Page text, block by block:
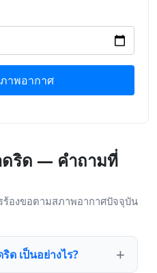
าพอากาศ
ดริด — คำถามที่
องขอตามสภาพอากาศปัจจุบัน
เป็นอย่างไร?